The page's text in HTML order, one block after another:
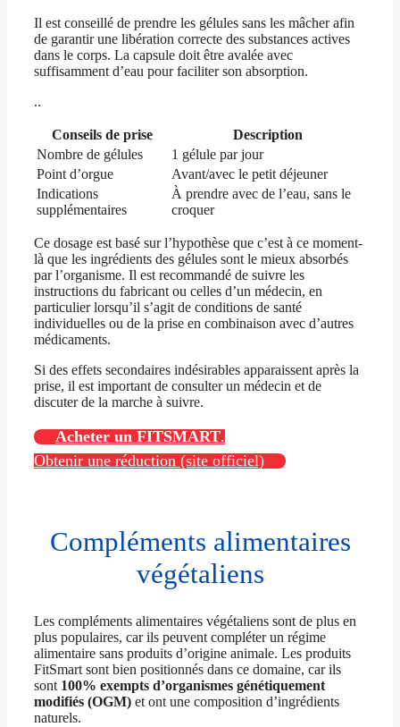
Il est conseillé de prendre les gélules sans les mâcher afin
de garantir une libération correcte des substances actives
dans le corps. La capsule doit être avalée avec
suffisamment d’eau pour faciliter son absorption.
..
Conseils de prise
Description
Nombre de gélules
1 gélule par jour
Point d’orgue
Avant/avec le petit déjeuner
Indications
supplémentaires
À prendre avec de l’eau, sans le
croquer
Ce dosage est basé sur l’hypothèse que c’est à ce moment-
là que les ingrédients des gélules sont le mieux absorbés
par l’organisme. Il est recommandé de suivre les
instructions du fabricant ou celles d’un médecin, en
particulier lorsqu’il s’agit de conditions de santé
individuelles ou de la prise en combinaison avec d’autres
médicaments.
Si des effets secondaires indésirables apparaissent après la
prise, il est important de consulter un médecin et de
discuter de la marche à suivre.
Acheter un FITSMART.
Obtenir une réduction (site officiel)
Compléments alimentaires
végétaliens
Les compléments alimentaires végétaliens sont de plus en
plus populaires, car ils peuvent compléter un régime
alimentaire sans produits d’origine animale. Les produits
FitSmart sont bien positionnés dans ce domaine, car ils
sont 100% exempts d’organismes génétiquement
modifiés (OGM) et ont une composition d’ingrédients
naturels.